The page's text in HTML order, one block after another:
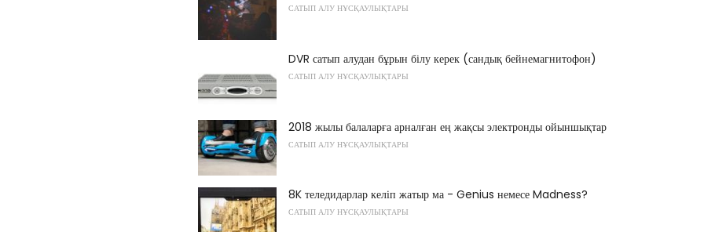
САТЫП АЛУ НҰСҚАУЛЫҚТАРЫ
DVR сатып алудан бұрын білу керек (сандық бейнемагнитофон)
САТЫП АЛУ НҰСҚАУЛЫҚТАРЫ
2018 жылы балаларға арналған ең жақсы электронды ойыншықтар
САТЫП АЛУ НҰСҚАУЛЫҚТАРЫ
8K теледидарлар келіп жатыр ма - Genius немесе Madness?
САТЫП АЛУ НҰСҚАУЛЫҚТАРЫ